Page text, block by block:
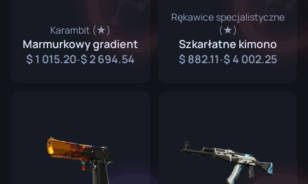
Karambit (★)
Marmurkowy gradient
1 015.20- 2 694.54
Rękawice specjalistyczne
(★)
Szkarłatne kimono
882.11- 4 002.25